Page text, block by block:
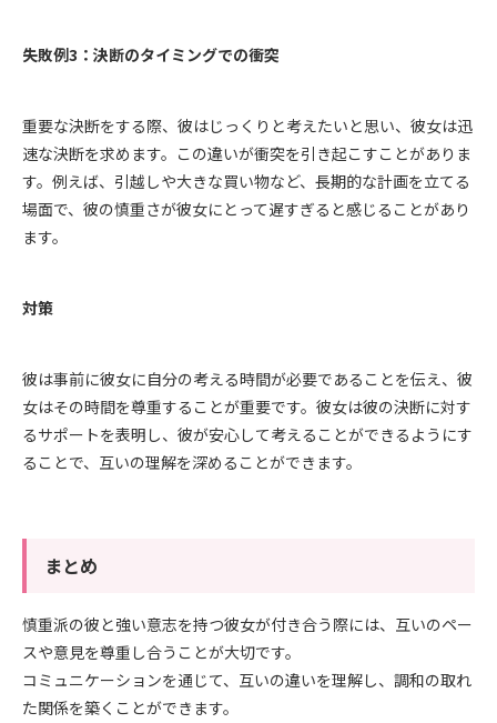
失敗例3：決断のタイミングでの衝突
重要な決断をする際、彼はじっくりと考えたいと思い、彼女は迅
速な決断を求めます。この違いが衝突を引き起こすことがありま
す。例えば、引越しや大きな買い物など、長期的な計画を立てる
場面で、彼の慎重さが彼女にとって遅すぎると感じることがあり
ます。
対策
彼は事前に彼女に自分の考える時間が必要であることを伝え、彼
女はその時間を尊重することが重要です。彼女は彼の決断に対す
るサポートを表明し、彼が安心して考えることができるようにす
ることで、互いの理解を深めることができます。
まとめ
慎重派の彼と強い意志を持つ彼女が付き合う際には、互いのペー
スや意見を尊重し合うことが大切です。
コミュニケーションを通じて、互いの違いを理解し、調和の取れ
た関係を築くことができます。